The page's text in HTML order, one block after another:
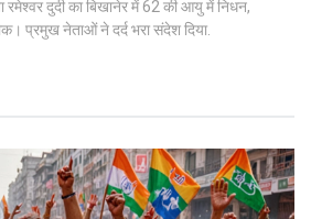
दुदी का बिखानेर में 62 की आयु में निधन,
प्रमुख नेताओं ने दर्द भरा संदेश दिया.